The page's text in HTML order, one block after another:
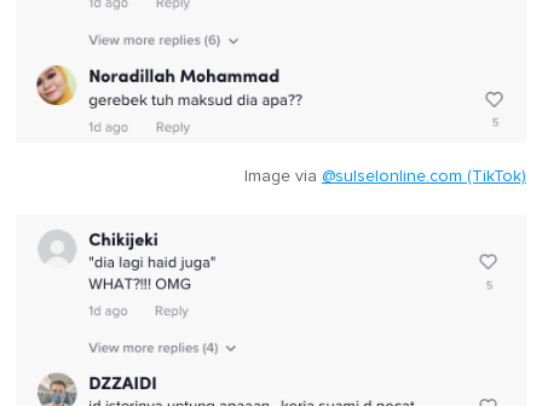
Image via @sulselonline.com (TikTok)